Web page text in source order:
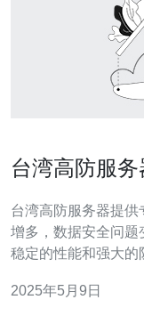
台湾高防服
台湾高防服务器提供专业数据
增多，数据安全问题
稳定的性能和强大的
够有效抵御各种类型
2025年5月9日